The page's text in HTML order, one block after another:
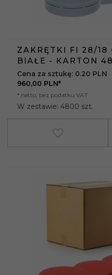
ZAKRĘTKI FI 28/18
BIAŁE - KARTON
960,00 PLN*
* netto, bez podatku VAT
W zestawie: 4800 szt.
Cena za sztukę: 0.20 PLN